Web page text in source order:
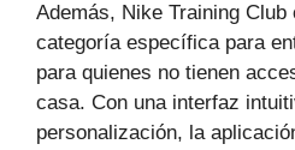
Además, Nike Training Club
categoría específica para
para quienes no tienen
casa. Con una interfaz
personalización, la